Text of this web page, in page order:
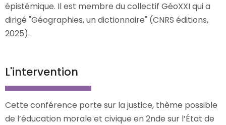
épistémique. Il est membre du collectif GéoXXI qui a
dirigé "Géographies, un dictionnaire" (CNRS éditions,
2025).
L'intervention
Cette conférence porte sur la justice, thème possible
de l’éducation morale et civique en 2nde sur l’État de